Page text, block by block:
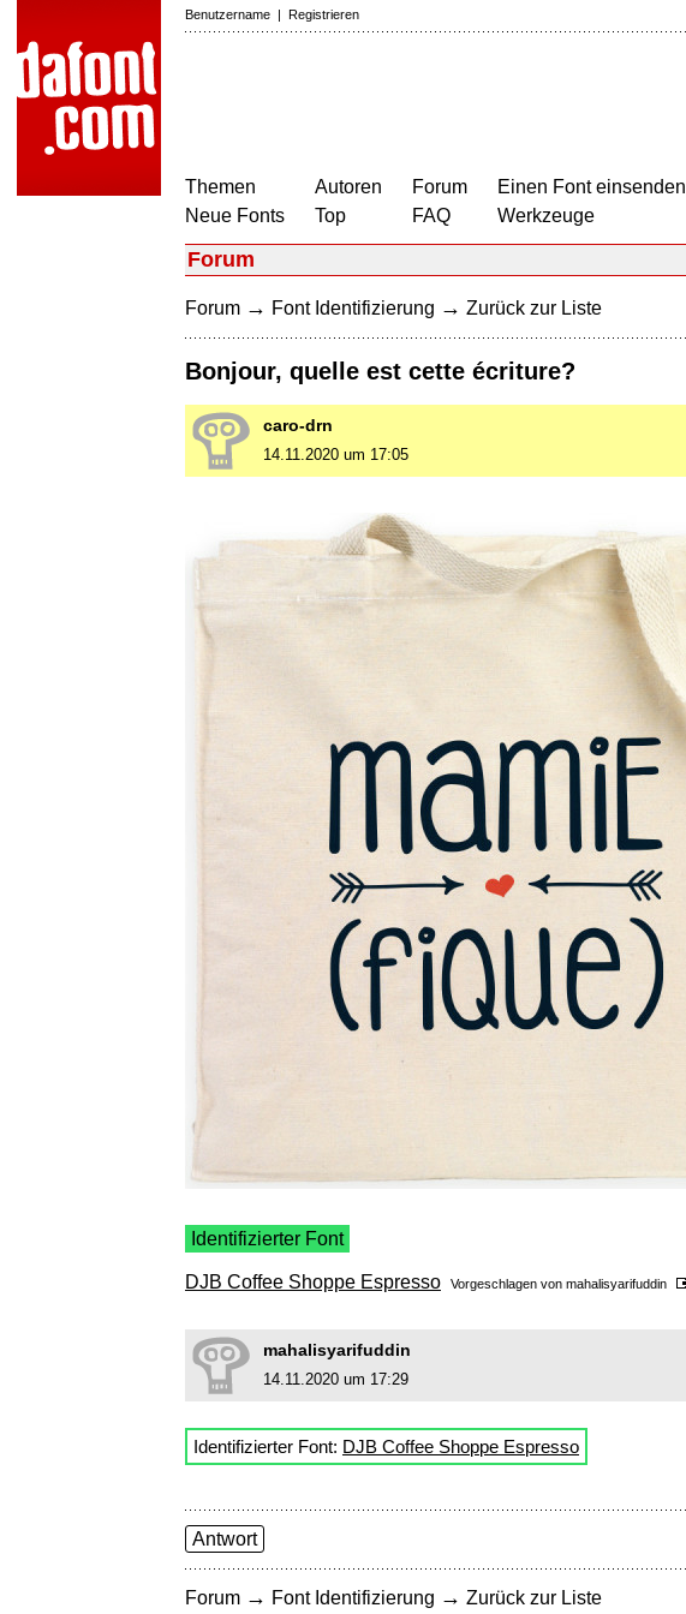
Benutzername | Registrieren
Themen
Neue Fonts
Autoren
Top
Forum
FAQ
Einen Font einsenden
Werkzeuge
Forum
Forum → Font Identifizierung → Zurück zur Liste
Bonjour, quelle est cette écriture?
caro-drn
14.11.2020 um 17:05
Identifizierter Font
DJB Coffee Shoppe Espresso Vorgeschlagen von mahalisyarifuddin
mahalisyarifuddin
14.11.2020 um 17:29
Identifizierter Font: DJB Coffee Shoppe Espresso
Antwort
Forum → Font Identifizierung → Zurück zur Liste